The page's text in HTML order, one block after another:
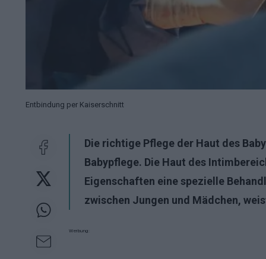
Entbindung per Kaiserschnitt
Die richtige Pflege der Haut des
Babypflege. Die Haut des
Eigenschaften eine spezielle
zwischen Jungen und Mädchen,
Werbung: